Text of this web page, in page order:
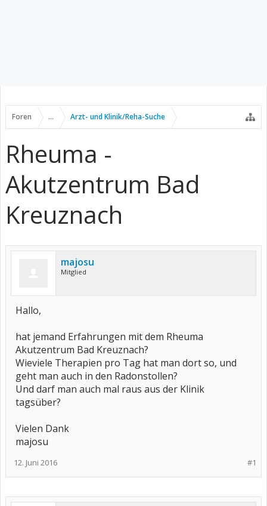
Foren ... Arzt- und Klinik/Reha-Suche
Rheuma -
Akutzentrum Bad
Kreuznach
majosu
Mitglied
Hallo,
hat jemand Erfahrungen mit dem Rheuma
Akutzentrum Bad Kreuznach?
Wieviele Therapien pro Tag hat man dort so, und
geht man auch in den Radonstollen?
Und darf man auch mal raus aus der Klinik
tagsüber?
Vielen Dank
majosu
#1
12. Juni 2016